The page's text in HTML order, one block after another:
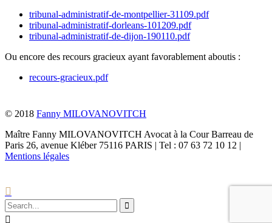
tribunal-administratif-de-montpellier-31109.pdf
tribunal-administratif-dorleans-101209.pdf
tribunal-administratif-de-dijon-190110.pdf
Ou encore des recours gracieux ayant favorablement aboutis :
recours-gracieux.pdf
© 2018 Fanny MILOVANOVITCH
Maître Fanny MILOVANOVITCH Avocat à la Cour Barreau de
Paris 26, avenue Kléber 75116 PARIS | Tel : 07 63 72 10 12 |
Mentions légales


